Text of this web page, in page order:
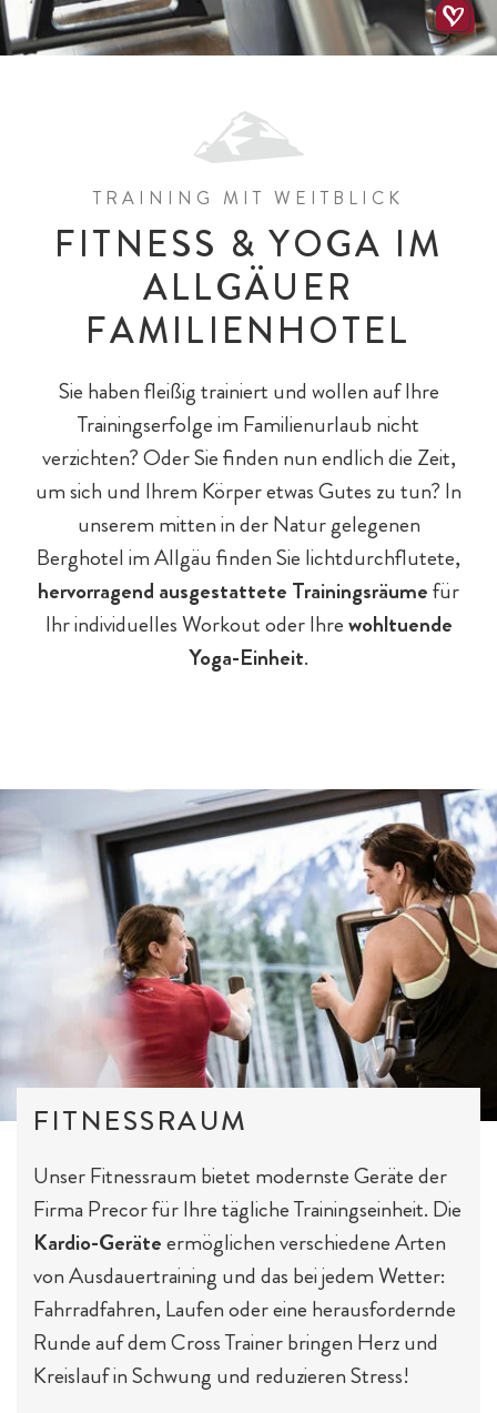
TRAINING MIT WEITBLICK
FITNESS & YOGA IM
ALLGÄUER
FAMILIENHOTEL
Sie haben fleißig trainiert und wollen auf Ihre
Trainingserfolge im Familienurlaub nicht
verzichten? Oder Sie finden nun endlich die Zeit,
um sich und Ihrem Körper etwas Gutes zu tun? In
unserem mitten in der Natur gelegenen
Berghotel im Allgäu finden Sie lichtdurchflutete,
hervorragend ausgestattete Trainingsräumefür
Ihr individuelles Workout oder Ihrewohltuende
Yoga-Einheit.
FITNESSRAUM
Unser Fitnessraum bietet modernste Geräte der
Firma Precor für Ihre tägliche Trainingseinheit. Die
Kardio-Geräteermöglichen verschiedene Arten
von Ausdauertraining und das bei jedem Wetter:
Fahrradfahren, Laufen oder eine herausfordernde
Runde auf dem Cross Trainer bringen Herz und
Kreislauf in Schwung und reduzieren Stress!
All-Inklusiv Premium
Hotel-Pauschalen
Hotelurlaub - 5 Gründe
All-Inklusiv Chalet-Genuss
Chaleturlaub - 5 Gründe
Spielplätze
Eislaufen
Streichelzoo
E-Bikes & Radtouren
Outdoor-Sport & Tennis
Spielewelten
Familienprogramm
Spa für Mama & Papa
Fitness & Yoga
Schulkinder
Eltern & Großeltern
Familien mit Hund
Tagesgäste